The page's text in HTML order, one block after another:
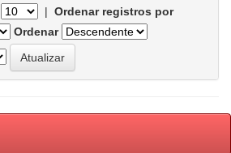
| Ordenar registros por
Ordenar